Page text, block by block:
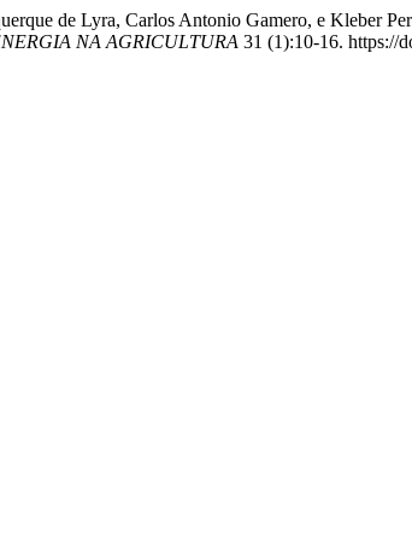
de Lyra, Carlos Antonio Gamero, e
NA AGRICULTURA 31 (1):10-16. https://